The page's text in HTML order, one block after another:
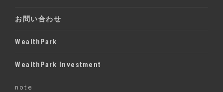
お問い合わせ
WealthPark
WealthPark Investment
note